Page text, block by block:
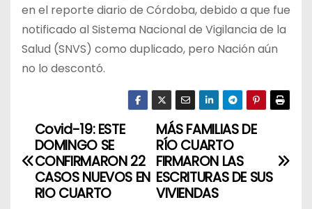
en el reporte diario de Córdoba, debido a que fue
notificado al Sistema Nacional de Vigilancia de la
Salud (SNVS) como duplicado, pero Nación aún
no lo descontó.
N
a
MÁS FAMILIAS DE
RÍO CUARTO
FIRMARON LAS
ESCRITURAS DE SUS
VIVIENDAS
Covid-19: ESTE
DOMINGO SE
CONFIRMARON 22
CASOS NUEVOS EN
RIO CUARTO